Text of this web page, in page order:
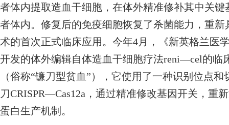
者体内提取造血干细胞，在体外精准修补其中关
者体内。修复后的免疫细胞恢复了杀菌能力，重
术的首次正式临床应用。今年4月，《新英格兰医
开发的体外编辑自体造血干细胞疗法reni—cel的临
（俗称“镰刀型贫血”），它使用了一种识别位点
刀CRISPR—Cas12a，通过精准修改基因开关，重
蛋白生产机制。